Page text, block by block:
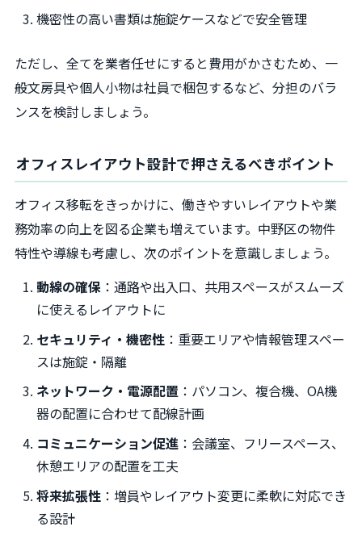
機密性の高い書類は施錠ケースなどで安全管理
ただし、全てを業者任せにすると費用がかさむため、一
般文房具や個人小物は社員で梱包するなど、分担のバラ
ンスを検討しましょう。
オフィスレイアウト設計で押さえるべきポイント
オフィス移転をきっかけに、働きやすいレイアウトや業
務効率の向上を図る企業も増えています。中野区の物件
特性や導線も考慮し、次のポイントを意識しましょう。
動線の確保 ：通路や出入口、共用スペースがスムーズ
に使えるレイアウトに
セキュリティ・機密性 ：重要エリアや情報管理スペー
スは施錠・隔離
ネットワーク・電源配置 ：パソコン、複合機、OA機
器の配置に合わせて配線計画
コミュニケーション促進 ：会議室、フリースペース、
休憩エリアの配置を工夫
将来拡張性 ：増員やレイアウト変更に柔軟に対応でき
る設計